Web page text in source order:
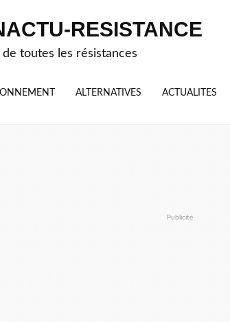
RESISTANCE
de toutes les résistances
ALTERNATIVES ACTUALITES
Publicité